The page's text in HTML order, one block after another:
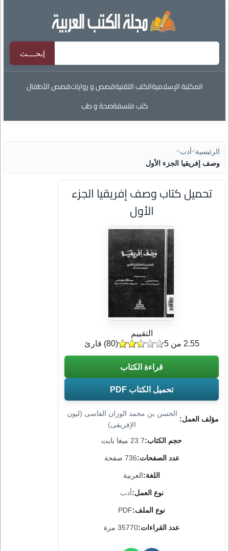
المكتبة الإسلاميةالكتب التقنيةقصص و رواياتقصص الأطفال
كتب فلسفةصحة و طب
الرئيسية> أدب>
وصف إفريقيا الجزء الأول
تحميل كتاب وصف إفريقيا الجزء
الأول
مؤلف العمل:
الحسن بن محمد الوزان الفاسى (ليون
الإفريقى)
حجم الكتاب:23.7 ميغا بايت
عدد الصفحات:736 صفحة
اللغة:العربية
نوع العمل:أدب
نوع الملف:PDF
عدد القراءات:35770 مرة
التقييم
(
80) قارئ 2.55 من 5
قراءة الكتاب
تحميل الكتاب PDF